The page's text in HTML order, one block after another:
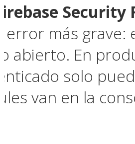
Security
más grave:
abierto. En
solo
van en la